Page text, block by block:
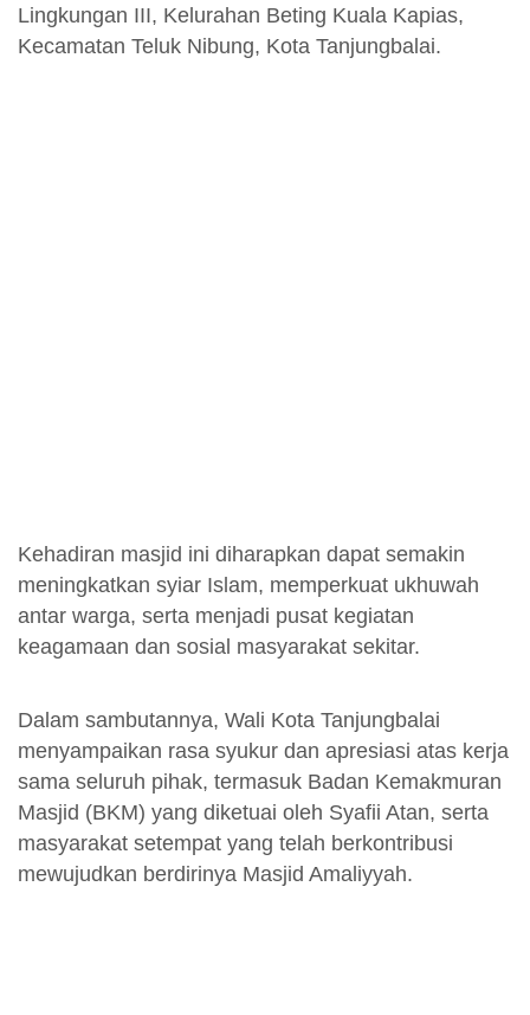
Lingkungan III, Kelurahan Beting Kuala Kapias,
Kecamatan Teluk Nibung, Kota Tanjungbalai.
Kehadiran masjid ini diharapkan dapat semakin
meningkatkan syiar Islam, memperkuat ukhuwah
antar warga, serta menjadi pusat kegiatan
keagamaan dan sosial masyarakat sekitar.
Dalam sambutannya, Wali Kota Tanjungbalai
menyampaikan rasa syukur dan apresiasi atas kerja
sama seluruh pihak, termasuk Badan Kemakmuran
Masjid (BKM) yang diketuai oleh Syafii Atan, serta
masyarakat setempat yang telah berkontribusi
mewujudkan berdirinya Masjid Amaliyyah.